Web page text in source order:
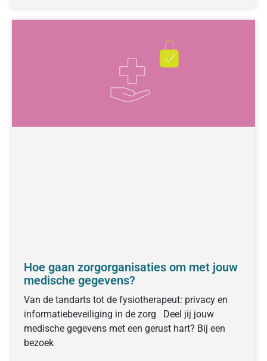
Hoe gaan zorgorganisaties om met jouw
medische gegevens?
Van de tandarts tot de fysiotherapeut: privacy en
informatiebeveiliging in de zorg Deel jij jouw
medische gegevens met een gerust hart? Bij een
bezoek